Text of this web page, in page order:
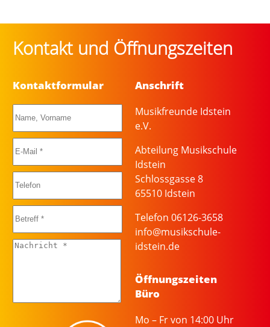
Kontakt und Öffnungszeiten
Kontaktformular Anschrift
Musikfreunde Idstein
e.V.
Abteilung Musikschule
Idstein
Schlossgasse 8
65510 Idstein
Telefon 06126-3658
info@musikschule-
idstein.de
Öffnungszeiten
Büro
Mo – Fr von 14:00 Uhr